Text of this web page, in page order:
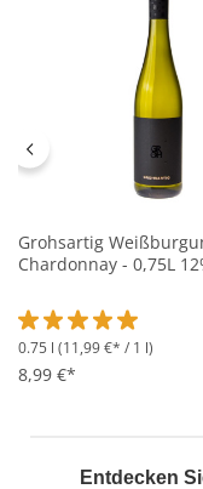
Grohsartig
Chardonnay - 0,75L
Durchschnittliche
0.75 l (11,99 €* / 1 l)
8,99 €*
Entdecken